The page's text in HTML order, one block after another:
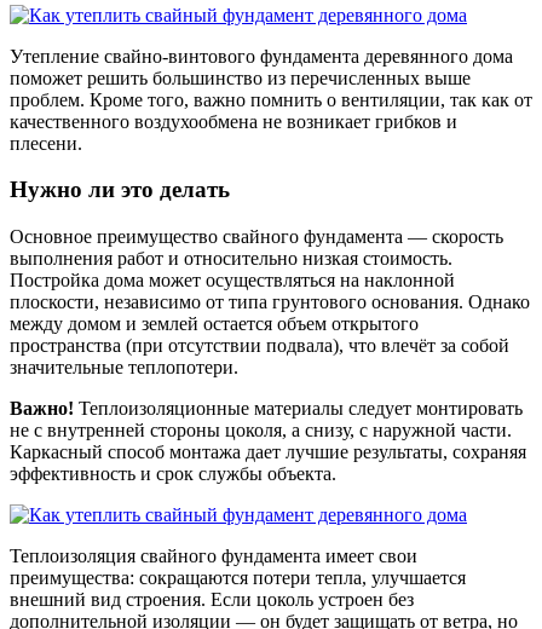
Утепление свайно-винтового фундамента деревянного дома
поможет решить большинство из перечисленных выше
проблем. Кроме того, важно помнить о вентиляции, так как от
качественного воздухообмена не возникает грибков и
плесени.
Нужно ли это делать
Основное преимущество свайного фундамента — скорость
выполнения работ и относительно низкая стоимость.
Постройка дома может осуществляться на наклонной
плоскости, независимо от типа грунтового основания. Однако
между домом и землей остается объем открытого
пространства (при отсутствии подвала), что влечёт за собой
значительные теплопотери.
Важно! Теплоизоляционные материалы следует монтировать
не с внутренней стороны цоколя, а снизу, с наружной части.
Каркасный способ монтажа дает лучшие результаты, сохраняя
эффективность и срок службы объекта.
Теплоизоляция свайного фундамента имеет свои
преимущества: сокращаются потери тепла, улучшается
внешний вид строения. Если цоколь устроен без
дополнительной изоляции — он будет защищать от ветра, но